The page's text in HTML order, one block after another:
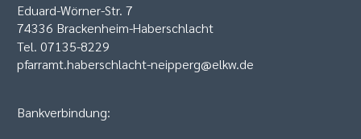
Eduard-Wörner-Str. 7
74336 Brackenheim-Haberschlacht
Tel. 07135-8229
pfarramt.haberschlacht-neipperg@elkw.de
Bankverbindung: